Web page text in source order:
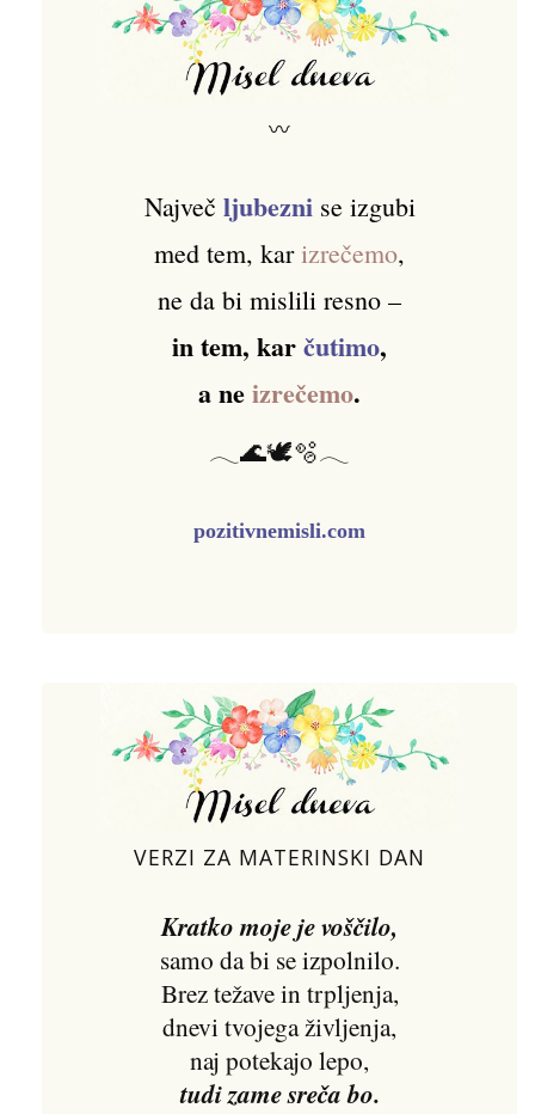
〰
Največ ljubeznise izgubi
med tem, karizrečemo,
ne da bi mislili resno –
in tem, karčutimo,
a neizrečemo.
𓂃🌊🕊️🫧𓂃
pozitivnemisli.com
VERZI ZA MATERINSKI DAN
Kratko moje je voščilo,
samo da bi se izpolnilo.
Brez težave in trpljenja,
dnevi tvojega življenja,
naj potekajo lepo,
tudi zame sreča bo.